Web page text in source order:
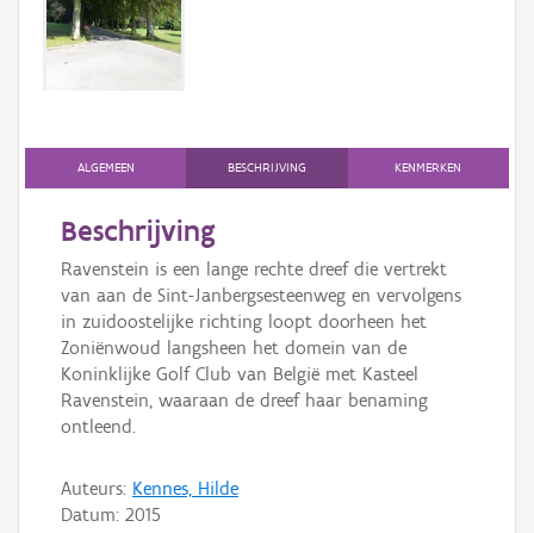
Persoon of collectief
Downloads
AanmeldenALGEMEEN BESCHRIJVING KENMERKEN
Beschrijving
Ravenstein is een lange rechte dreef die vertrekt
van aan de Sint-Janbergsesteenweg en vervolgens
in zuidoostelijke richting loopt doorheen het
Zoniënwoud langsheen het domein van de
Koninklijke Golf Club van België met Kasteel
Ravenstein, waaraan de dreef haar benaming
ontleend.
Auteurs: Kennes, Hilde
Datum: 2015